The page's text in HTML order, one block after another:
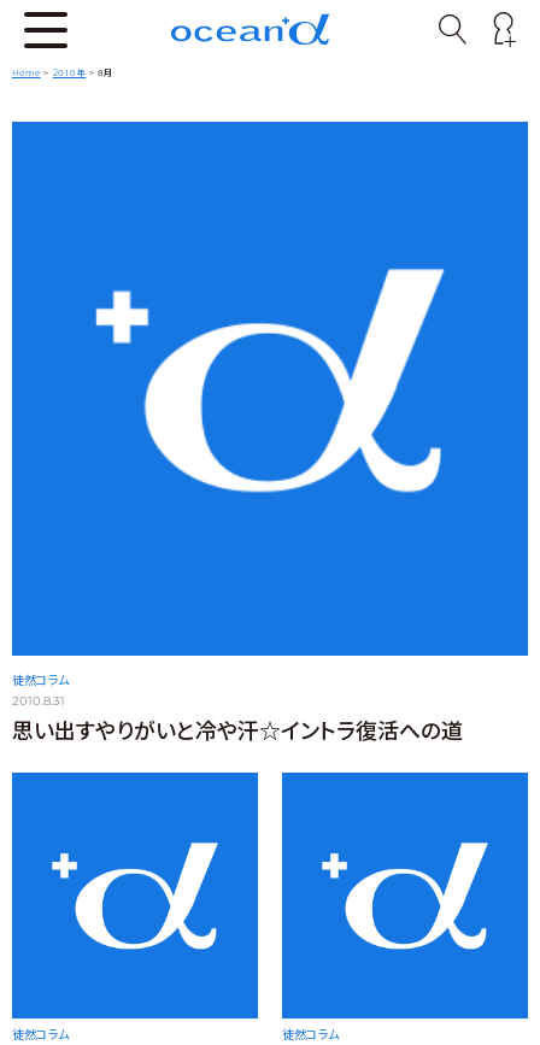
Home > 2010年 > 8月
徒然コラム
2010.8.31
思い出すやりがいと冷や汗☆イントラ復活への道
徒然コラム
徒然コラム